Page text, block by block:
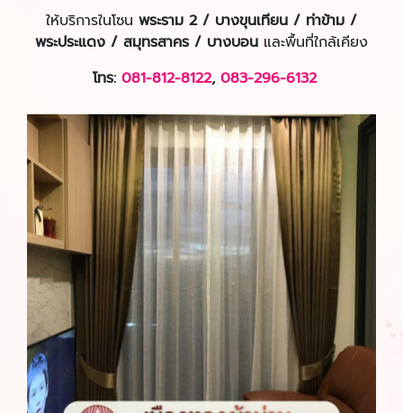
ให้บริการในโซน พระราม 2 / บางขุนเทียน / ท่าข้าม /
พระประแดง / สมุทรสาคร / บางบอน และพื้นที่ใกล้เคียง
โทร: 081-812-8122, 083-296-6132